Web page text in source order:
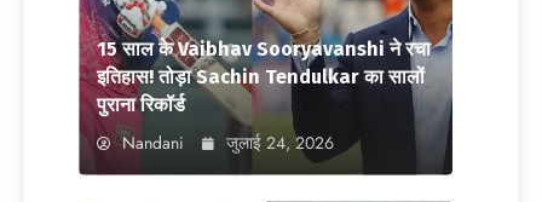
15 साल के Vaibhav Sooryavanshi ने रचा
इतिहास! तोड़ा Sachin Tendulkar का सालों
पुराना रिकॉर्ड
Nandani जुलाई 24, 2026